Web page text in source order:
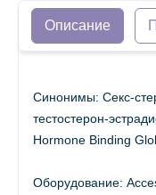
Описание
Синонимы: Cекс-
тестостерон-
Hormone Binding
Оборудование: